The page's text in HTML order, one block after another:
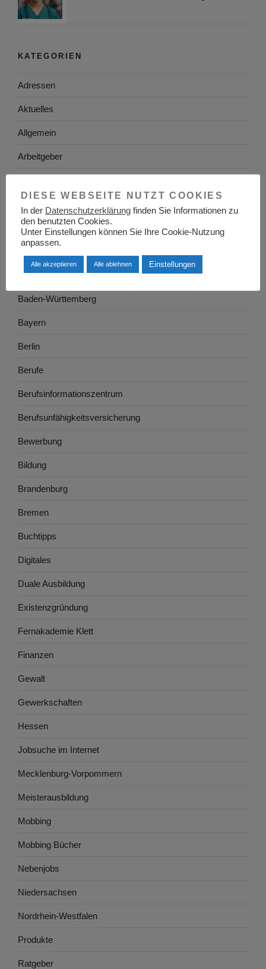
KATEGORIEN
Adressen
Aktuelles
Allgemein
Arbeitgeber
Arbeitswelt
Ausbildung
Baden-Württemberg
Bayern
Berlin
Berufe
Berufsinformationszentrum
Berufsunfähigkeitsversicherung
Bewerbung
Bildung
Brandenburg
Bremen
Buchtipps
Digitales
Duale Ausbildung
Existenzgründung
Fernakademie Klett
Finanzen
Gewalt
Gewerkschaften
Hessen
Jobsuche im Internet
Mecklenburg-Vorpommern
Meisterausbildung
Mobbing
Mobbing Bücher
Nebenjobs
Niedersachsen
Nordrhein-Westfalen
Produkte
Ratgeber
DIESE WEBSEITE NUTZT COOKIES
In der Datenschutzerklärung finden Sie Informationen zu
den benutzten Cookies.
Unter Einstellungen können Sie Ihre Cookie-Nutzung
anpassen.
Alle akzeptieren Alle ablehnen Einstellungen